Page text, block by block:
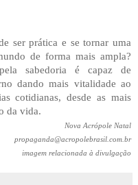
ser prática e se tornar uma
de forma mais ampla?
sabedoria é capaz de
dando mais vitalidade ao
cotidianas, desde as mais
da vida.
Nova Acrópole Natal
propaganda@acropolebrasil.com.br
imagem relacionada à divulgação